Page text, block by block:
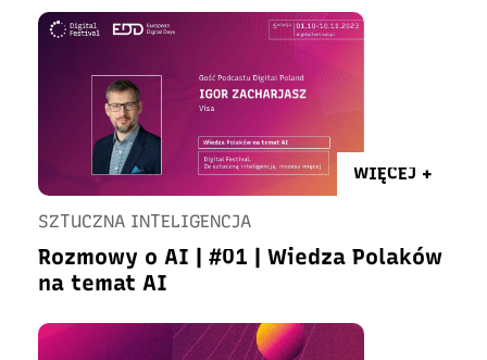
WIĘCEJ +
SZTUCZNA INTELIGENCJA
Rozmowy o AI | #01 | Wiedza Polaków
na temat AI